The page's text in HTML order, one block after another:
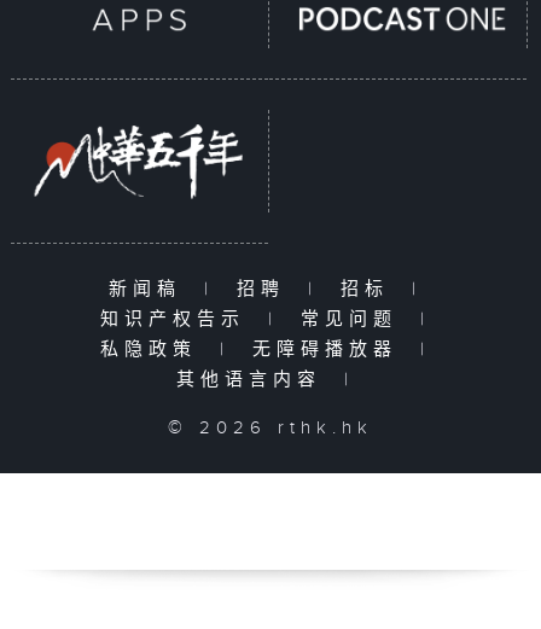
新闻稿 | 招聘 | 招标
|
知识产权告示
| 常见问题
|
私隐政策
| 无障碍播放器
|
其他语言内容
|
© 2026 rthk.hk